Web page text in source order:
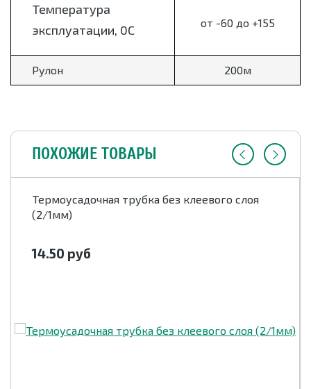
Температура
эксплуатации, 0С
от -60 до +155
Рулон 200м
ПОХОЖИЕ ТОВАРЫ
Термоусадочная трубка без клеевого слоя
(2/1мм)
14.50 руб